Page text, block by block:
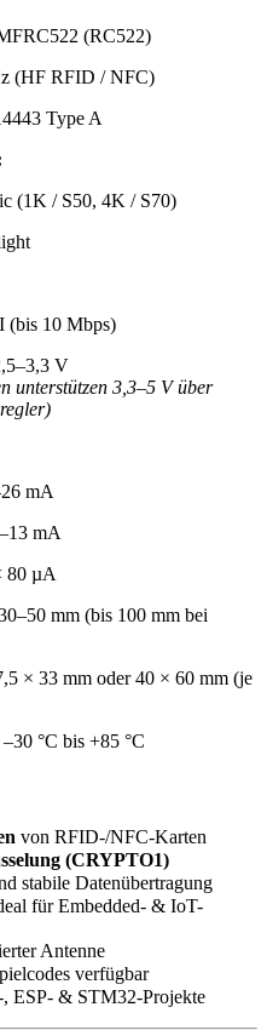
(RC522)
(HF RFID / NFC)
Type A
(1K / S50, 4K / S70)
(bis 10 Mbps)
V
unterstützen 3,3–5 V über
mA
mA
80 µA
mm (bis 100 mm bei
× 33 mm oder 40 × 60 mm (je
–30 °C bis +85 °C
von RFID-/NFC-Karten
(CRYPTO1)
stabile Datenübertragung
für Embedded- & IoT-
Antenne
verfügbar
ESP- & STM32-Projekte